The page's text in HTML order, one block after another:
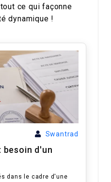
ce qui façonne
dynamique !
Swantrad
d'un
dans le cadre d'une